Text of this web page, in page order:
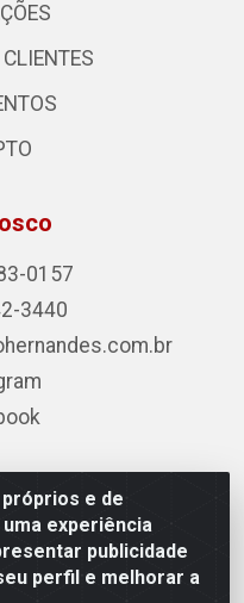
e de
experiência
publicidade
perfil e melhorar a
0157
3440
- Rodovia
Rio Branco/AC - CEP
0001-69